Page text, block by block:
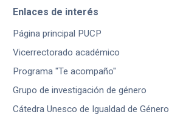
Enlaces de interés
Página principal PUCP
Vicerrectorado académico
Programa "Te acompaño"
Grupo de investigación de género
Cátedra Unesco de Igualdad de Género